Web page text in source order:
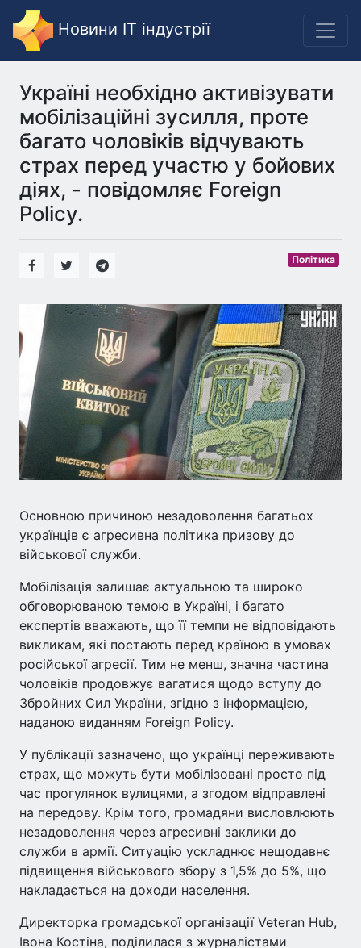
Новини IT індустрії
Україні необхідно активізувати
мобілізаційні зусилля, проте
багато чоловіків відчувають
страх перед участю у бойових
діях, - повідомляє Foreign
Policy.
Політика
Основною причиною незадоволення багатьох
українців є агресивна політика призову до
військової служби.
Мобілізація залишає актуальною та широко
обговорюваною темою в Україні, і багато
експертів вважають, що її темпи не відповідають
викликам, які постають перед країною в умовах
російської агресії. Тим не менш, значна частина
чоловіків продовжує вагатися щодо вступу до
Збройних Сил України, згідно з інформацією,
наданою виданням Foreign Policy.
У публікації зазначено, що українці переживають
страх, що можуть бути мобілізовані просто під
час прогулянок вулицями, а згодом відправлені
на передову. Крім того, громадяни висловлюють
незадоволення через агресивні заклики до
служби в армії. Ситуацію ускладнює нещодавнє
підвищення військового збору з 1,5% до 5%, що
накладається на доходи населення.
Директорка громадської організації Veteran Hub,
Івона Костіна, поділилася з журналістами